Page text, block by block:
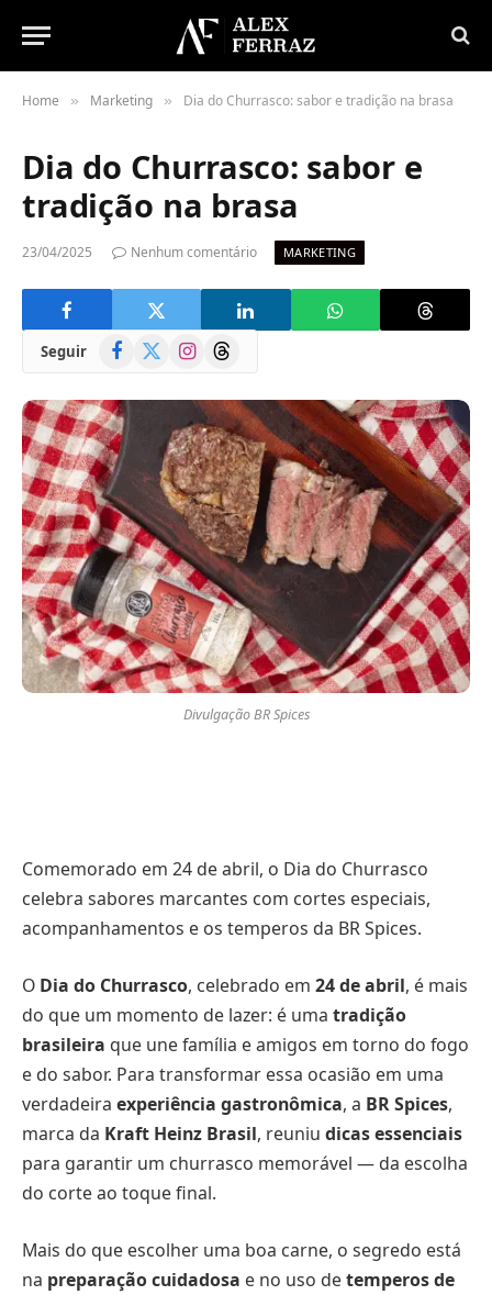
Home » Marketing » Dia do Churrasco: sabor e tradição na brasa
Dia do Churrasco: sabor e
tradição na brasa
23/04/2025 Nenhum comentário MARKETING
Seguir Facebook
(Twitter)
InstagramThreads
Divulgação BR Spices
Comemorado em 24 de abril, o Dia do Churrasco
celebra sabores marcantes com cortes especiais,
acompanhamentos e os temperos da BR Spices.
O Dia do Churrasco, celebrado em 24 de abril, é mais
do que um momento de lazer: é uma tradição
brasileira que une família e amigos em torno do fogo
e do sabor. Para transformar essa ocasião em uma
verdadeira experiência gastronômica, a BR Spices,
marca da Kraft Heinz Brasil, reuniu dicas essenciais
para garantir um churrasco memorável — da escolha
do corte ao toque final.
Mais do que escolher uma boa carne, o segredo está
na preparação cuidadosa e no uso detemperos de